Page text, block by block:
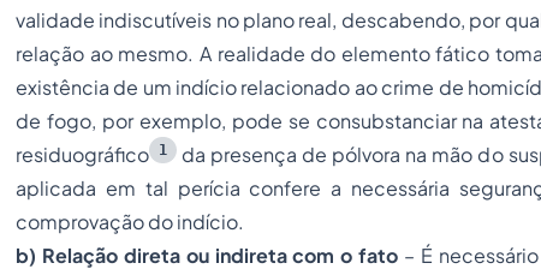
validade indiscutíveis no plano real, descabendo, por
relação ao mesmo. A realidade do elemento fático
existência de um indício relacionado ao crime de
de fogo, por exemplo, pode se consubstanciar na
residuográfico
1
da presença de pólvora na mão do
aplicada em tal perícia confere a necessária
comprovaçãodo indício.
b) Relação direta ou indireta com o fato – É